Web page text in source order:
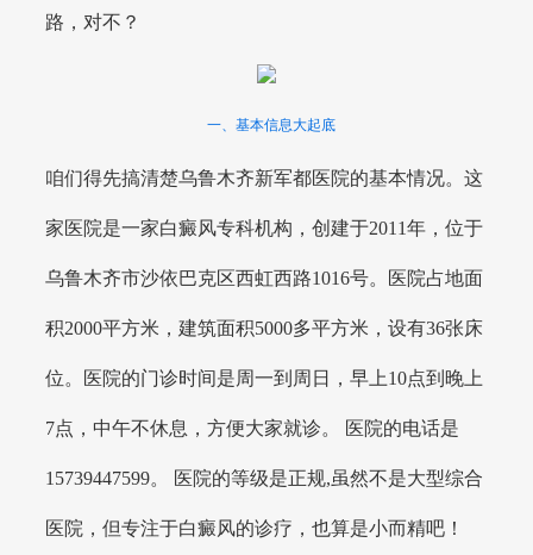
路，对不？
一、基本信息大起底
咱们得先搞清楚乌鲁木齐新军都医院的基本情况。这
家医院是一家白癜风专科机构，创建于2011年，位于
乌鲁木齐市沙依巴克区西虹西路1016号。医院占地面
积2000平方米，建筑面积5000多平方米，设有36张床
位。医院的门诊时间是周一到周日，早上10点到晚上
7点，中午不休息，方便大家就诊。 医院的电话是
15739447599。 医院的等级是正规,虽然不是大型综合
医院，但专注于白癜风的诊疗，也算是小而精吧！